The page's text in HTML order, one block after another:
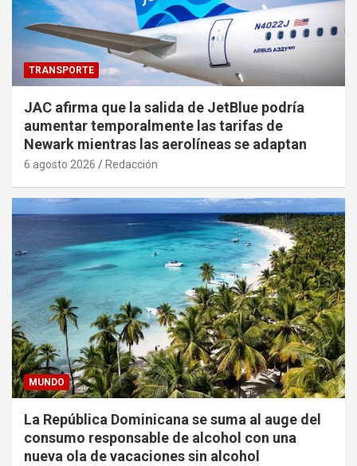
TRANSPORTE
JAC afirma que la salida de JetBlue podría
aumentar temporalmente las tarifas de
Newark mientras las aerolíneas se adaptan
6 agosto 2026 Redacción
MUNDO
La República Dominicana se suma al auge del
consumo responsable de alcohol con una
nueva ola de vacaciones sin alcohol